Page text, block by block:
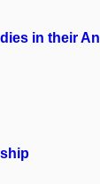
in their